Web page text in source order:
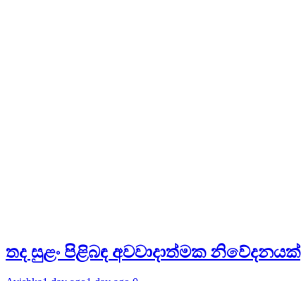
තද සුළං පිළිබඳ අවවාදාත්මක නිවේදනයක්